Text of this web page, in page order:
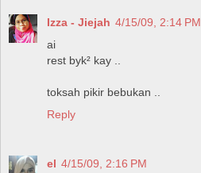
Izza - Jiejah 4/15/09, 2:14 PM
ai
rest byk² kay ..
toksah pikir bebukan ..
Reply
el 4/15/09, 2:16 PM